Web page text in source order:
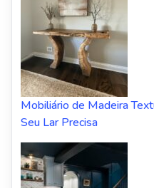
Mobiliário de Madeira
Seu Lar Precisa